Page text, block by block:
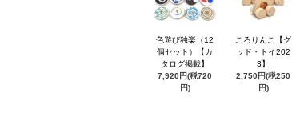
色遊び独楽（12
個セット）【カ
タログ掲載】
7,920円(税720
円)
ころりんこ【グ
ッド・トイ202
3】
2,750円(税250
円)